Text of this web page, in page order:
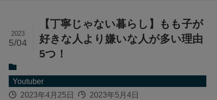
【丁寧じゃない暮らし】もも子が
好きな人より嫌いな人が多い理由
5つ！
2023
5/04
Youtuber
2023年4月25日
2023年5月4日